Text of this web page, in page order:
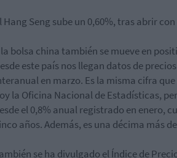
Hang Seng sube un 0,60%, tras abrir
la bolsa china también se mueve en
este país nos llegan datos de
en marzo. Es la misma cifra
la Oficina Nacional de Estadísticas,
el 0,8% anual registrado en enero,
años. Además, es una décima más
se ha divulgado el Índice de